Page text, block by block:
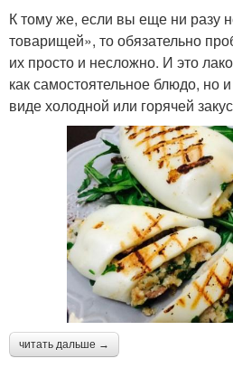
К тому же, если вы еще ни разу
товарищей», то обязательно
их просто и несложно. И это
как самостоятельное блюдо, но
виде холодной или горячей
читать дальше →